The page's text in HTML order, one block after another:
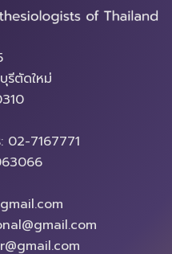
รีตัดใหม่
02-7167771